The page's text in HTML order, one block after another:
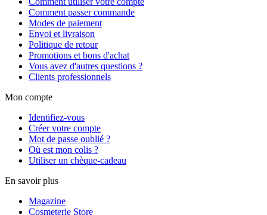
Comment passer commande
Modes de paiement
Envoi et livraison
Politique de retour
Promotions et bons d'achat
Vous avez d'autres questions ?
Clients professionnels
Mon compte
Identifiez-vous
Créer votre compte
Mot de passe oublié ?
Où est mon colis ?
Utiliser un chèque-cadeau
En savoir plus
Magazine
Cosmeterie Store